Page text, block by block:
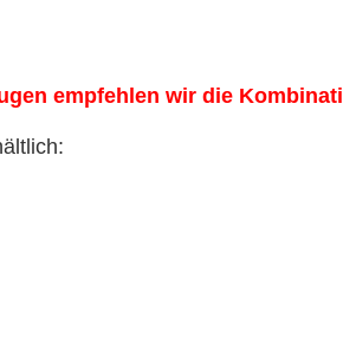
empfehlen wir die